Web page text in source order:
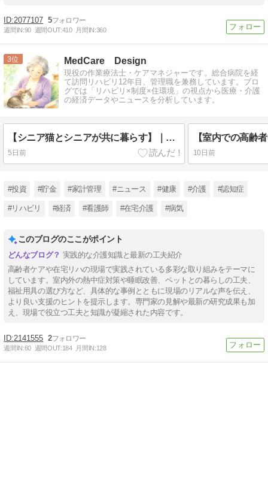
2077107 5
週間IN:90 週間OUT:410 月間IN:360
3 MedCare Design
現役の作業療法士・ケアマネジャーです。総合病院を経
て訪問リハビリ12年目、管理職を兼務しています。ブロ
グでは「リハビリ×制度×住環境」の視点から医療・介護
の経済データやニュースを分析しています。
【シニア猫とシニアが共に暮らす】｜新潟市「シニア for シニア」に学ぶ、シニア猫が高齢者の生活を支える理由
5日前 10日前
#投資 #貯金 #家計管理 #ニュース #健康 #介護 #認知症
#リハビリ #経済 #看護師 #在宅介護 #病気
このブログのここがポイント
実践的な介護知識と最新の工夫紹介
高齢者ケアや在宅リハの現場で実践されている多彩な取り組みをテーマに
しています。室内外の熱中症対策や睡眠改善、ペットとの暮らしの工夫、
福祉用具の選び方など、具体的な事例とともに現場のリアルな声を伝え、
より良い支援のヒントを提示します。専門家の見解や最新の研究成果も加
え、現場で役立つ工夫と知識が凝縮された内容です。
2141555 2
週間IN:60 週間OUT:184 月間IN:128